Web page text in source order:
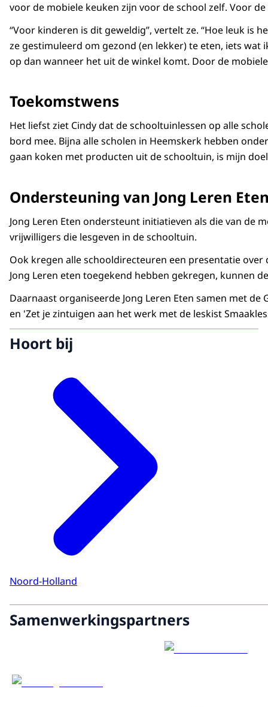
voor de mobiele keuken zijn voor de school zelf. Voor
“Voor kinderen is dit geweldig”, vertelt ze. “Hoe leuk is
ze gestimuleerd om gezond (en lekker) te eten, iets
op dan wanneer het uit de winkel komt. Door de
Toekomstwens
Het liefst ziet Cindy dat de schooltuinlessen op alle
bord mee. Bijna alle scholen in Heemskerk hebben
gaan koken met producten uit de schooltuin, is mijn
Ondersteuning van Jong Leren
Jong Leren Eten ondersteunt initiatieven als die van de
vrijwilligers die lesgeven in de schooltuin.
Ook kregen alle schooldirecteuren een presentatie
Jong Leren eten toegekend hebben gekregen, kunnen
Daarnaast organiseerde Jong Leren Eten samen met
en 'Zet je zintuigen aan het werk met de leskist
Hoort bij
Noord-Holland
Samenwerkingspartners